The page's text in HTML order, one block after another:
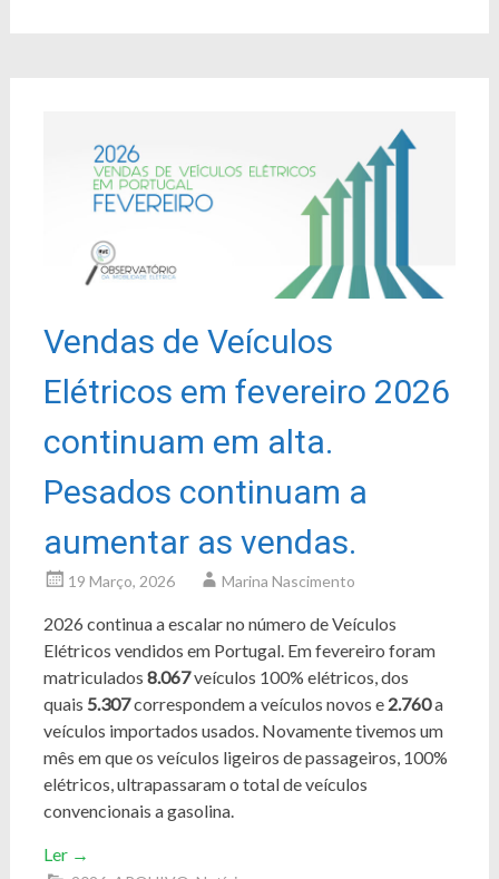
Vendas de Veículos
Elétricos em fevereiro 2026
continuam em alta.
Pesados continuam a
aumentar as vendas.
19 Março, 2026 Marina Nascimento
2026 continua a escalar no número de Veículos
Elétricos vendidos em Portugal. Em fevereiro foram
matriculados 8.067veículos 100% elétricos, dos
quais 5.307correspondem a veículos novos e 2.760a
veículos importados usados. Novamente tivemos um
mês em que os veículos ligeiros de passageiros, 100%
elétricos, ultrapassaram o total de veículos
convencionais a gasolina.
Ler →